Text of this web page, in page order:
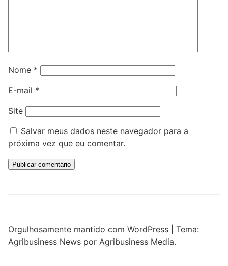
Nome *
E-mail *
Site
Salvar meus dados neste navegador para a
próxima vez que eu comentar.
Orgulhosamente mantido com WordPress
Tema:
Agribusiness News por Agribusiness Media.